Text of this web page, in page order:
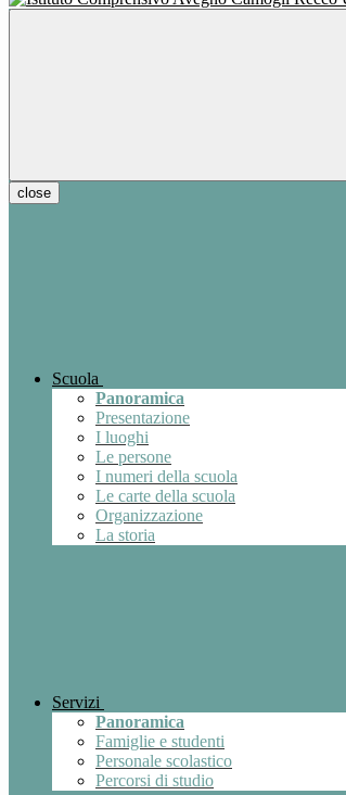
close
Scuola
Panoramica
Presentazione
I luoghi
Le persone
I numeri della scuola
Le carte della scuola
Organizzazione
La storia
Servizi
Panoramica
Famiglie e studenti
Personale scolastico
Percorsi di studio